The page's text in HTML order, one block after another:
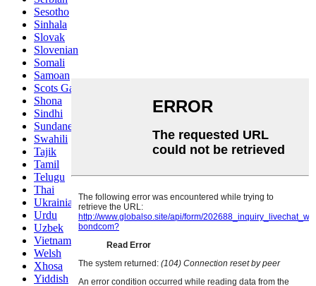
Sesotho
Sinhala
Slovak
Slovenian
Somali
Samoan
Scots Gaelic
Shona
Sindhi
Sundanese
Swahili
Tajik
Tamil
Telugu
Thai
Ukrainian
Urdu
Uzbek
Vietnamese
Welsh
Xhosa
Yiddish